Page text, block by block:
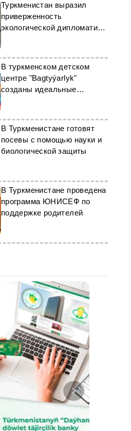
Туркменистан выразил
приверженность
экологической дипломатии
на форуме в Алтае
В туркменском детском
центре "Bagtyýarlyk"
созданы идеальные
условия для летнего
отдыха
В Туркменистане готовят
посевы с помощью науки и
биологической защиты
В Туркменистане проведена
программа ЮНИСЕФ по
поддержке родителей